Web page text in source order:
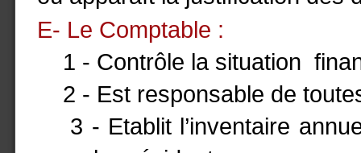
E- Le Comptable :
1 - Contrôle la situation
2 - Est responsable de
3 - Etablit l’inventaire